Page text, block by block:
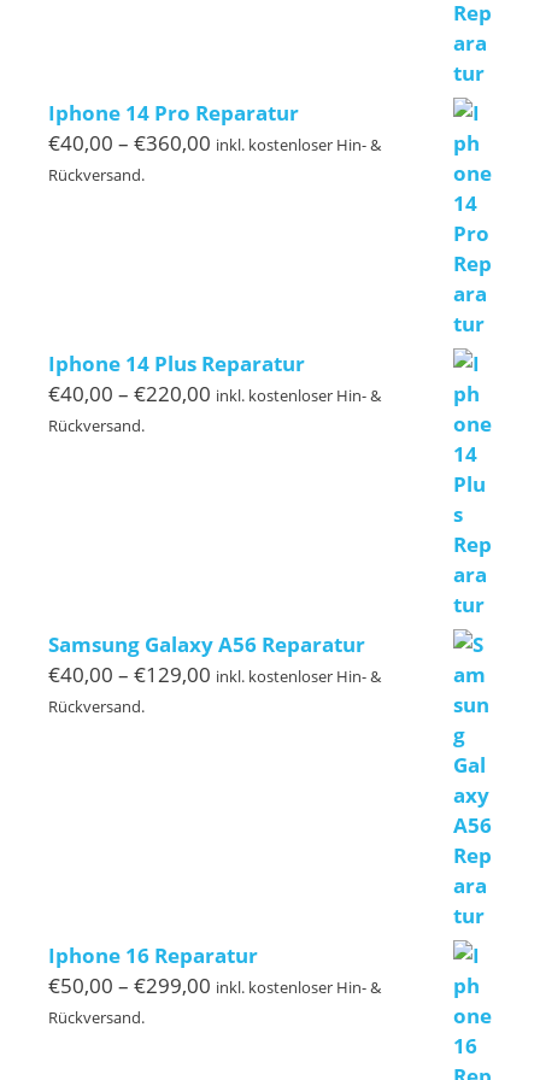
Iphone 14 Pro Reparatur
€40,00 – €360,00 Preisspanne:
inkl. kostenloser Hin- &
Rückversand.
Iphone 14 Plus Reparatur
€40,00 – €220,00 Preisspanne:
inkl. kostenloser Hin- &
Rückversand.
Samsung Galaxy A56 Reparatur
€40,00 – €129,00 Preisspanne:
inkl. kostenloser Hin- &
Rückversand.
Iphone 16 Reparatur
€50,00 – €299,00 Preisspanne:
inkl. kostenloser Hin- &
Rückversand.